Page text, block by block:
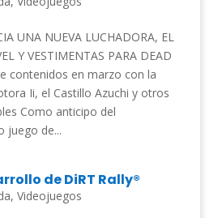
UNA NUEVA LUCHADORA, EL
Y VESTIMENTAS PARA DEAD
contenidos en marzo con la
Ii, el Castillo Azuchi y otros
Como anticipo del
juego de...
de DiRT Rally®
, Videojuegos